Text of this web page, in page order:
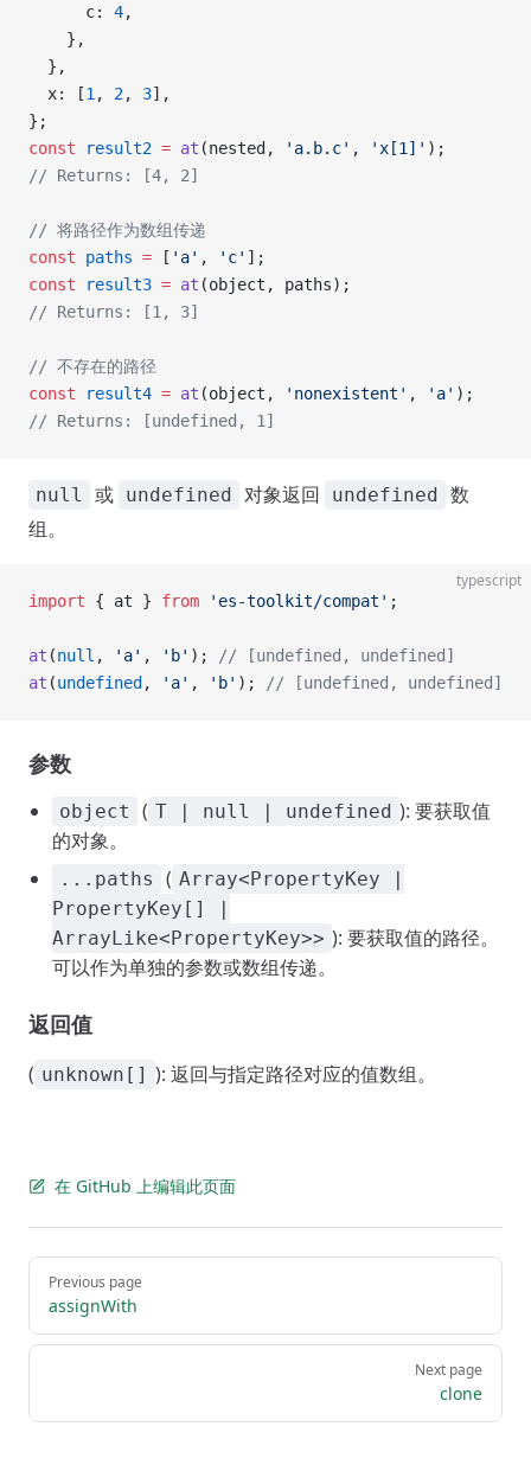
      c:
4,
    },
  },
  x: [
1 , 2, 3],
};
const result2 = at (nested, 'a.b.c' , 'x[1]' );
// Returns: [4, 2]
// 将路径作为数组传递
const paths = [ 'a' , 'c' ];
const result3 = at (object, paths);
// Returns: [1, 3]
// 不存在的路径
const result4 = at (object, 'nonexistent' , 'a' );
// Returns: [undefined, 1]
null 或 undefined 对象返回 undefined 数
组。
typescript
import { at } from 'es-toolkit/compat' ;
at (null , 'a' , 'b' );
// [undefined, undefined]
at (undefined , 'a' , 'b' ); // [undefined, undefined]
参数
object ( T | null | undefined ): 要获取值
的对象。
...paths ( Array<PropertyKey |
PropertyKey[] |
ArrayLike<PropertyKey>> ): 要获取值的路径。
可以作为单独的参数或数组传递。
返回值
( unknown[] ): 返回与指定路径对应的值数组。
在 GitHub 上编辑此页面
Pager
Previous page
assignWith
Next page
clone